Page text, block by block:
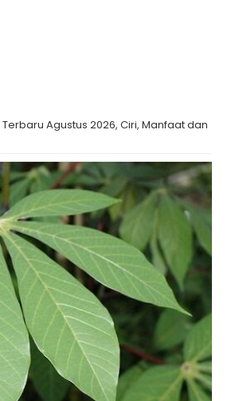
Agustus 2026, Ciri, Manfaat dan